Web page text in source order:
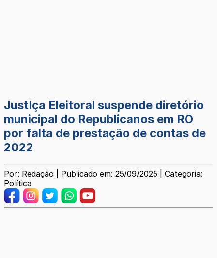
JustIça Eleitoral suspende diretório
municipal do Republicanos em RO
por falta de prestação de contas de
2022
Por: Redação | Publicado em: 25/09/2025 | Categoria:
Política